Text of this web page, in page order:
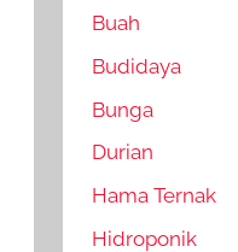
Buah
Budidaya
Bunga
Durian
Hama Ternak
Hidroponik